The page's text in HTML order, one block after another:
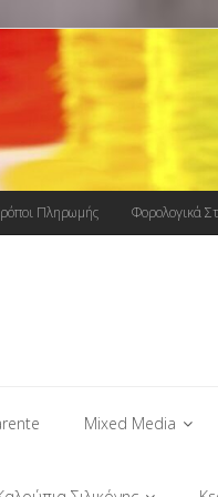
Πληρωμής Φορολογικά
Mixed Media